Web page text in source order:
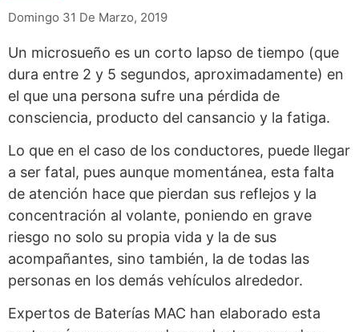
Domingo 31 De Marzo, 2019
Un microsueño es un corto lapso de tiempo (que
dura entre 2 y 5 segundos, aproximadamente) en
el que una persona sufre una pérdida de
consciencia, producto del cansancio y la fatiga.
Lo que en el caso de los conductores, puede llegar
a ser fatal, pues aunque momentánea, esta falta
de atención hace que pierdan sus reflejos y la
concentración al volante, poniendo en grave
riesgo no solo su propia vida y la de sus
acompañantes, sino también, la de todas las
personas en los demás vehículos alrededor.
Expertos de Baterías MAC han elaborado esta